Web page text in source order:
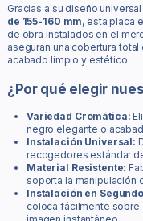
Gracias a su diseño
de 155-160 mm, esta placa
de obra instalados en el
aseguran una cobertura
acabado limpio y estético.
¿Por qué elegir
Variedad Cromática:
negro elegante o
Instalación Universal:
recogedores estándar
Material Resistente:
soporta la manipulación
Instalación en
coloca fácilmente